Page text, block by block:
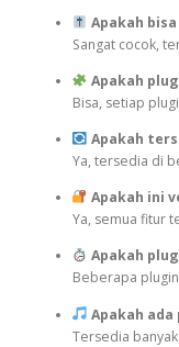
Apakah
Sangat cocok,
Apakah
Bisa, setiap
Apakah
Ya, tersedia di
Apakah ini
Ya, semua fitur
Apakah
Beberapa
Apakah
Tersedia